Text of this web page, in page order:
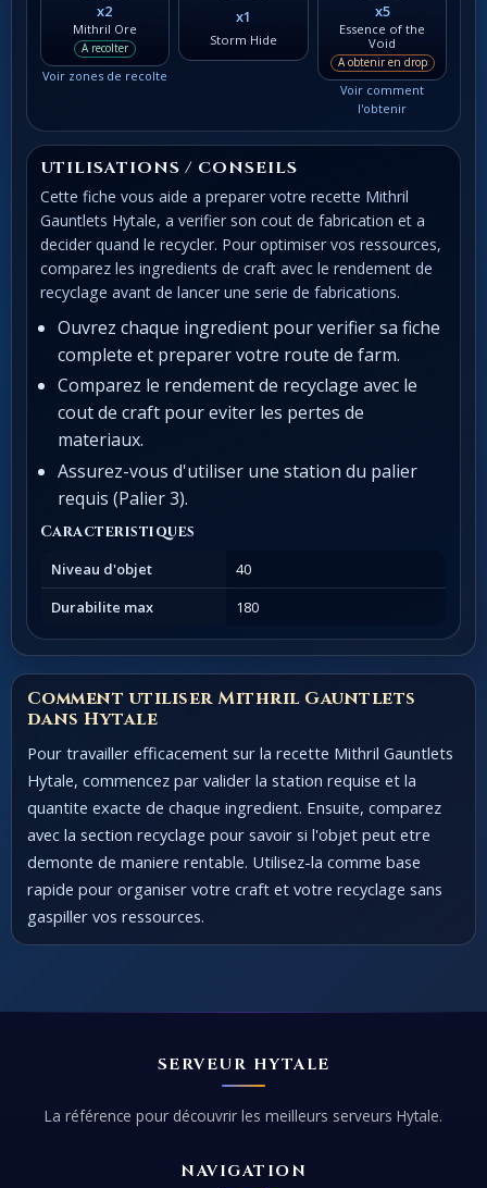
x2
Mithril Ore
A recolter
Voir zones de recolte
x1
Storm Hide
x5
Essence of the
Void
A obtenir en drop
Voir comment
l'obtenir
UTILISATIONS / CONSEILS
Cette fiche vous aide a preparer votre recette Mithril
Gauntlets Hytale, a verifier son cout de fabrication et a
decider quand le recycler. Pour optimiser vos ressources,
comparez les ingredients de craft avec le rendement de
recyclage avant de lancer une serie de fabrications.
Ouvrez chaque ingredient pour verifier sa fiche
complete et preparer votre route de farm.
Comparez le rendement de recyclage avec le
cout de craft pour eviter les pertes de
materiaux.
Assurez-vous d'utiliser une station du palier
requis (Palier 3).
Caracteristiques
Niveau d'objet
40
Durabilite max
180
Comment utiliser Mithril Gauntlets
dans Hytale
Pour travailler efficacement sur la recette Mithril Gauntlets
Hytale, commencez par valider la station requise et la
quantite exacte de chaque ingredient. Ensuite, comparez
avec la section recyclage pour savoir si l'objet peut etre
demonte de maniere rentable. Utilisez-la comme base
rapide pour organiser votre craft et votre recyclage sans
gaspiller vos ressources.
SERVEUR HYTALE
La référence pour découvrir les meilleurs serveurs Hytale.
NAVIGATION